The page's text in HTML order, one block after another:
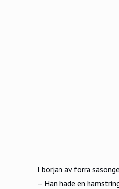
I början av förra
– Han hade en